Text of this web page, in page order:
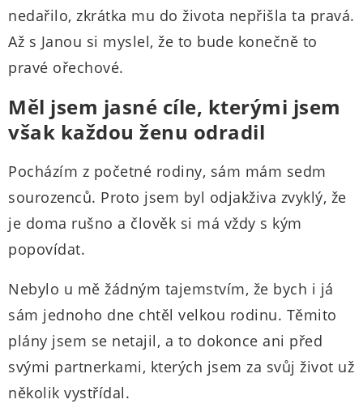
nedařilo, zkrátka mu do života nepřišla ta pravá.
Až s Janou si myslel, že to bude konečně to
pravé ořechové.
Měl jsem jasné cíle, kterými jsem
však každou ženu odradil
Pocházím z početné rodiny, sám mám sedm
sourozenců. Proto jsem byl odjakživa zvyklý, že
je doma rušno a člověk si má vždy s kým
popovídat.
Nebylo u mě žádným tajemstvím, že bych i já
sám jednoho dne chtěl velkou rodinu. Těmito
plány jsem se netajil, a to dokonce ani před
svými partnerkami, kterých jsem za svůj život už
několik vystřídal.